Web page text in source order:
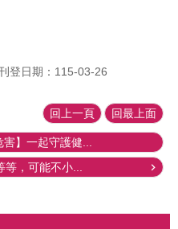
登日期：115-03-26
回上一頁 回最上面
害】一起守護健...
等，可能不小...